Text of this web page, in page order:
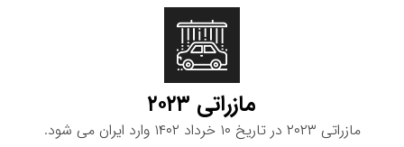
مازراتی ۲۰۲۳
مازراتی ۲۰۲۳ در تاریخ ۱۰ خرداد ۱۴۰۲ وارد ایران می شود.